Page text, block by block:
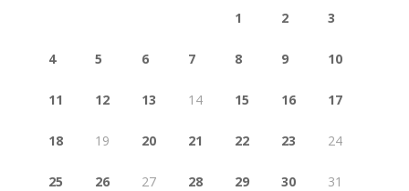
1 2 3
4 5 6 7 8 9 10
11 12 13 14 15 16 17
18 19 20 21 22 23 24
25 26 27 28 29 30
31